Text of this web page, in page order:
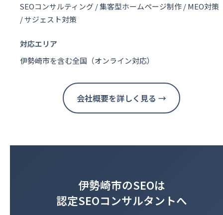
SEOコンサルティング / 集客型ホームページ制作 / MEO対策
/ サジェスト対策
対応エリア
伊勢崎市を含む全国（オンライン対応）
会社概要を詳しく見る →
伊勢崎市のSEOは
認定SEOコンサルタントへ